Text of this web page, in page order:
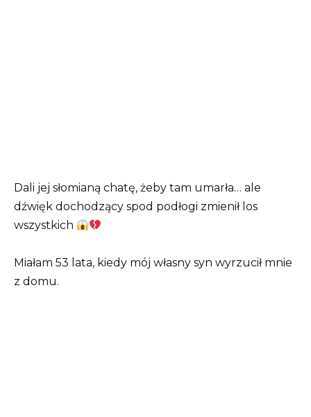
Dali jej słomianą chatę, żeby tam umarła… ale
dźwięk dochodzący spod podłogi zmienił los
wszystkich
Miałam 53 lata, kiedy mój własny syn wyrzucił mnie
z domu.